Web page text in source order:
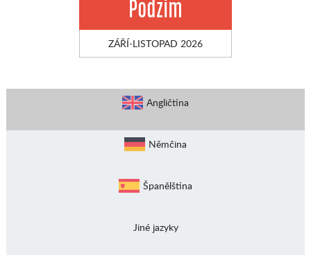
Podzim
ZÁŘÍ-LISTOPAD 2026
Angličtina
Němčina
Španělština
Jiné jazyky